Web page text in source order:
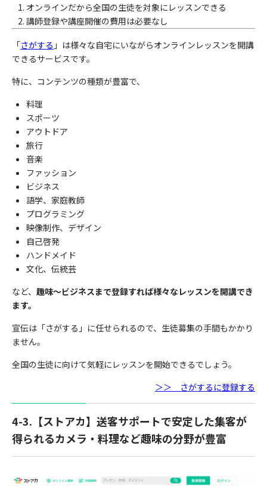
オンラインだから全国の生徒を対象にレッスンできる
講師登録や講座開催の費用は必要なし
「さがする 」は様々な自宅にいながらオンラインレッスンを開講
できるサービスです。
特に、コンテンツの種類が豊富で、
料理
スポーツ
アウトドア
旅行
音楽
ファッション
ビジネス
語学、家庭教師
プログラミング
映像制作、デザイン
自己啓発
ハンドメイド
文化、伝統芸
など、 趣味〜ビジネスまで登録すれば様々なレッスンを開講でき
ます。
宣伝は「さがする」に任せられるので、生徒募集の手間もかかり
ません。
全国の生徒に向けて気軽にレッスンを開始できるでしょう。
＞＞ さがするに登録する
4-3.【ストアカ】送客サポートで安定した集客が
得られるカメラ・料理など趣味の分野が豊富